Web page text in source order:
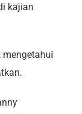
kajian